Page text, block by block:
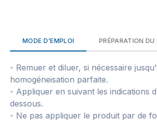
MODE D'EMPLOI PRÉPARATION DU
- Remuer et diluer, si nécessaire
homogéneisation parfaite.
- Appliquer en suivant les indications
dessous.
- Ne pas appliquer le produit par de